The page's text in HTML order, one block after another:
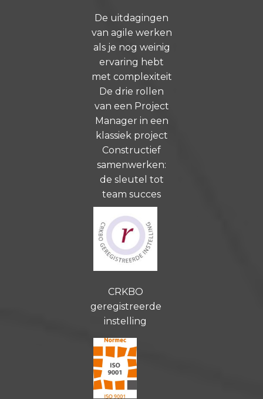
De uitdagingen
van agile werken
als je nog weinig
ervaring hebt
met complexiteit
De drie rollen
van een Project
Manager in een
klassiek project
Constructief
samenwerken:
de sleutel tot
team succes
CRKBO
geregistreerde
instelling